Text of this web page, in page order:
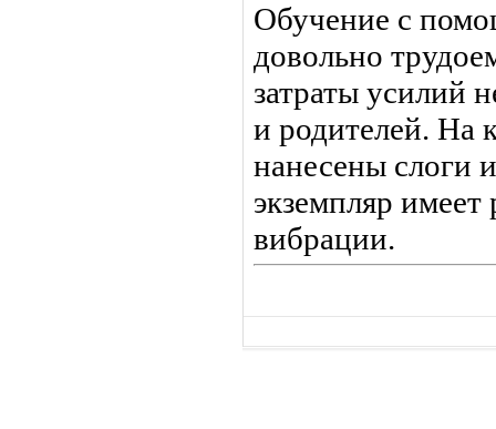
Обучение с
довольно
затраты усилий
и родителей. На
нанесены слоги
экземпляр имеет
вибрации.